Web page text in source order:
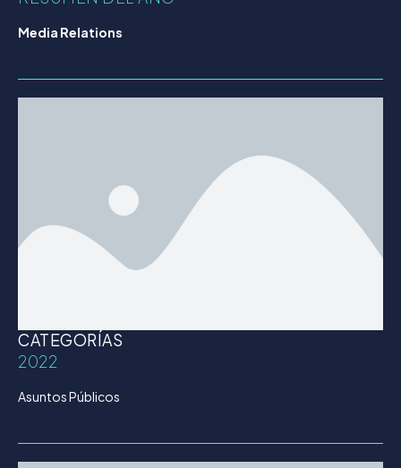
Media Relations
CATEGORÍAS
2022
Asuntos Públicos